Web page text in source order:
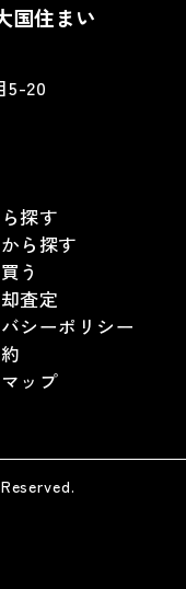
国住まい
5-20
探す
ら探す
う
査定
シーポリシー
ップ